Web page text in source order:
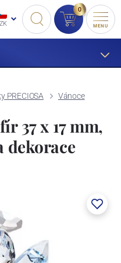
0
MENU
PRECIOSA
Vánoce
37 x 17 mm,
dekorace